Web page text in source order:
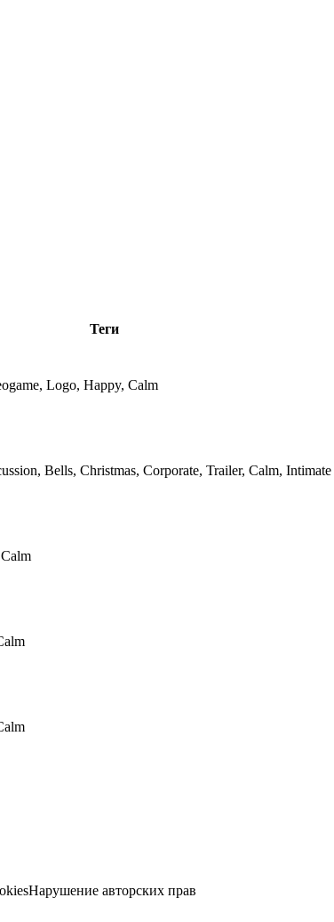
Теги
Logo, Happy, Calm
Bells, Christmas, Corporate, Trailer, Calm, Intimate
Нарушение авторских прав